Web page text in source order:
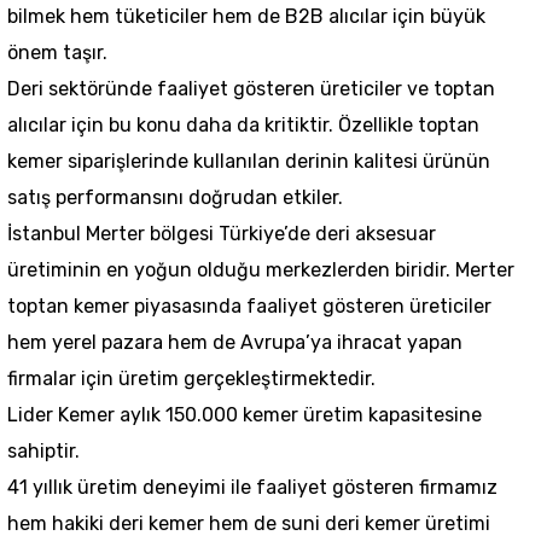
bilmek hem tüketiciler hem de B2B alıcılar için büyük
önem taşır.
Deri sektöründe faaliyet gösteren üreticiler ve toptan
alıcılar için bu konu daha da kritiktir. Özellikle toptan
kemer siparişlerinde kullanılan derinin kalitesi ürünün
satış performansını doğrudan etkiler.
İstanbul Merter bölgesi Türkiye’de deri aksesuar
üretiminin en yoğun olduğu merkezlerden biridir. Merter
toptan kemer piyasasında faaliyet gösteren üreticiler
hem yerel pazara hem de Avrupa’ya ihracat yapan
firmalar için üretim gerçekleştirmektedir.
Lider Kemer aylık 150.000 kemer üretim kapasitesine
sahiptir.
41 yıllık üretim deneyimi ile faaliyet gösteren firmamız
hem hakiki deri kemer hem de suni deri kemer üretimi